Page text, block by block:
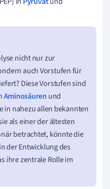
nicht nur zur
auch Vorstufen für
Diese Vorstufen sind
Aminosäuren und
in nahezu allen bekannten
als einer der ältesten
betrachtet, könnte die
der Entwicklung des
ihre zentrale Rolle im